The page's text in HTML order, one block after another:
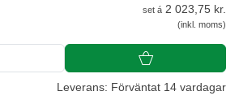
set á 2 023,75 kr.
(inkl. moms)
Leverans: Förväntat 14 vardagar